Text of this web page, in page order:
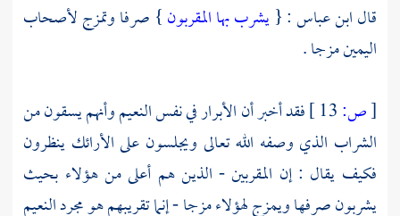
قالابن عباس: {يشرب بها المقربون} صرفا وتمزج لأصحاب
اليمين مزجا .
[ص:
فقد أخبر أن الأبرار في نفس النعيم وأنهم يسقون من
الشراب الذي وصفه الله تعالى ويجلسون على الأرائك ينظرون
فكيف يقال : إن المقربين - الذين هم أعلى من هؤلاء بحيث
يشربون صرفها ويمزج لهؤلاء مزجا - إنما تقريبهم هو مجرد النعيم